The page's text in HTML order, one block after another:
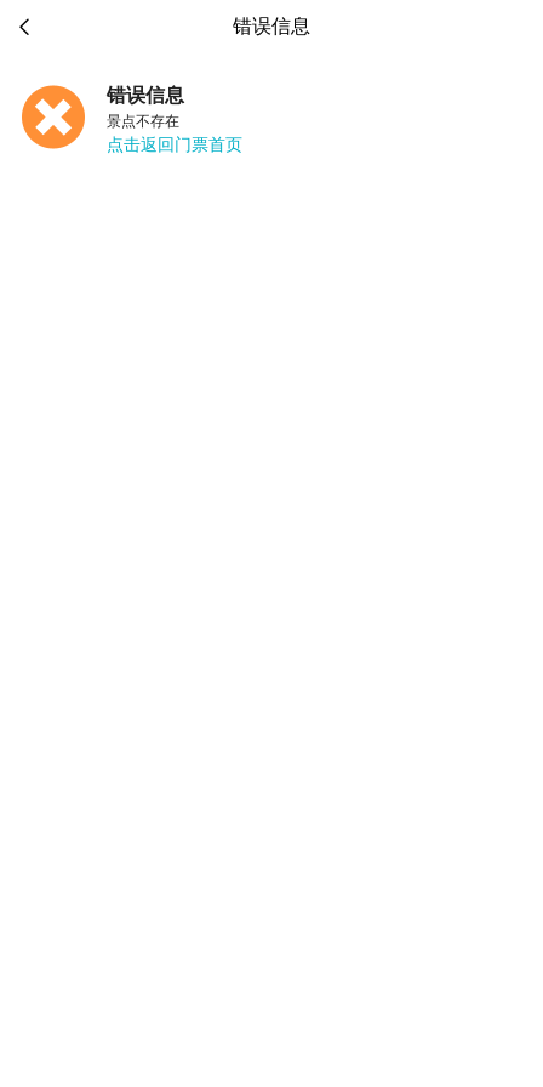
 错误信息
错误信息
景点不存在
点击返回门票首页